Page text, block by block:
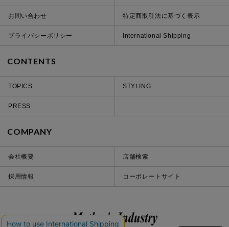
お問い合わせ 特定商取引法に基づく表示
プライバシーポリシー International Shipping
CONTENTS
TOPICS STYLING
PRESS
COMPANY
会社概要 店舗検索
採用情報 コーポレートサイト